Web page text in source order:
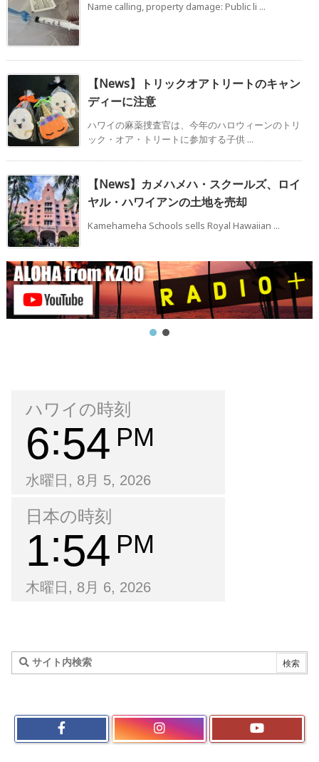
Name calling, property damage: Public li ...
【News】トリックオアトリートのキャン
ディーに注意
ハワイの麻薬捜査官は、今年のハロウィーンのトリ
ック・オア・トリートに参加する子供 ...
【News】カメハメハ・スクールズ、ロイ
ヤル・ハワイアンの土地を売却
Kamehameha Schools sells Royal Hawaiian ...
ハワイの時刻
6 54 PM
水曜日, 8月 5, 2026
日本の時刻
1 54 PM
木曜日, 8月 6, 2026